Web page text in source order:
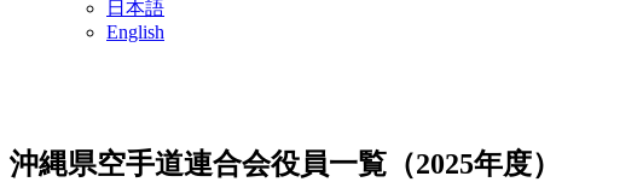
日本語
English
沖縄県空手道連合会役員一覧（2025年度）